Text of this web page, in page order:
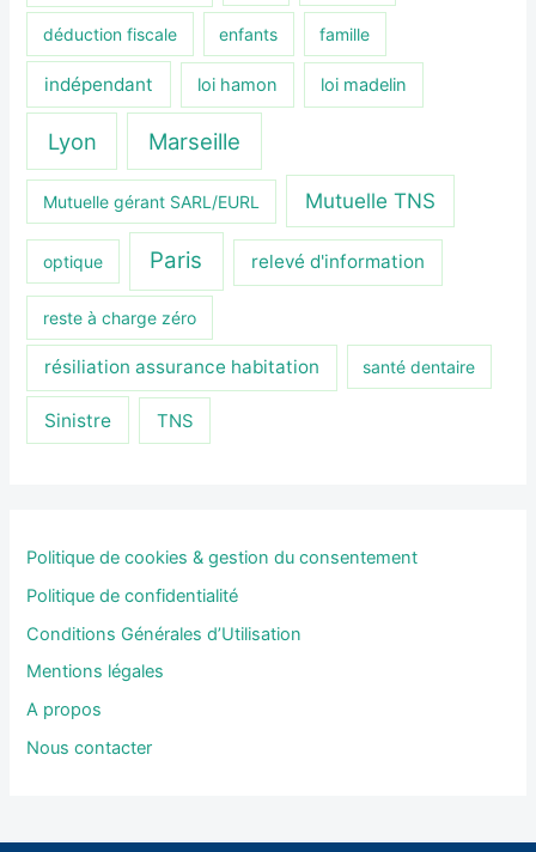
déduction fiscale enfants famille
indépendant loi hamon loi madelin
Lyon Marseille
Mutuelle gérant SARL/EURL Mutuelle TNS
optique Paris relevé d'information
reste à charge zéro
résiliation assurance habitation santé dentaire
Sinistre TNS
Politique de cookies & gestion du consentement
Politique de confidentialité
Conditions Générales d’Utilisation
Mentions légales
A propos
Nous contacter